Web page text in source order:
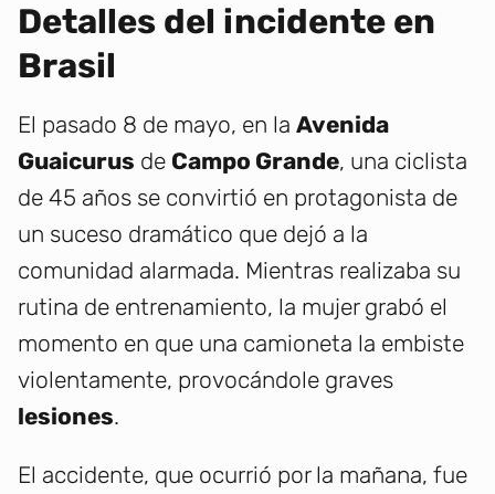
Detalles del incidente en
Brasil
El pasado 8 de mayo, en la Avenida
Guaicurus de Campo Grande, una ciclista
de 45 años se convirtió en protagonista de
un suceso dramático que dejó a la
comunidad alarmada. Mientras realizaba su
rutina de entrenamiento, la mujer grabó el
momento en que una camioneta la embiste
violentamente, provocándole graves
lesiones.
El accidente, que ocurrió por la mañana, fue